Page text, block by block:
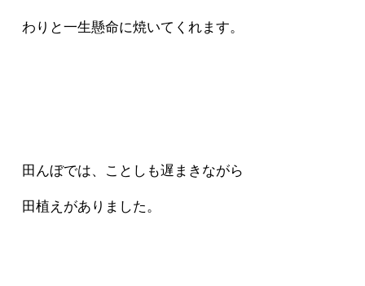
わりと一生懸命に焼いてくれます。
田んぼでは、ことしも遅まきながら
田植えがありました。